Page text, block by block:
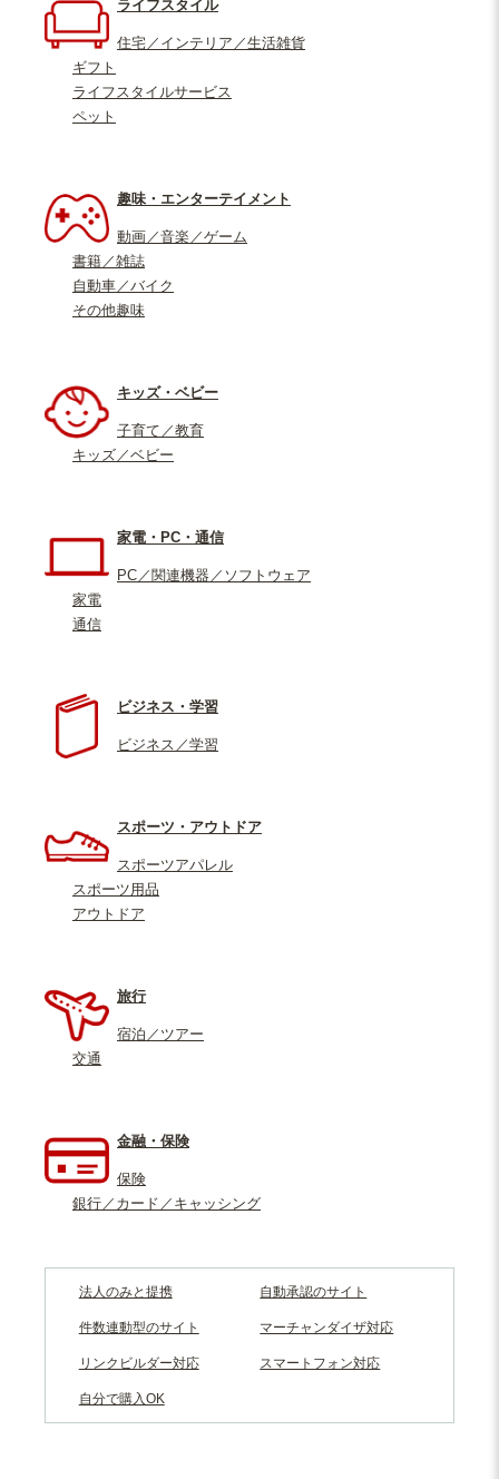
ライフスタイル
住宅／インテリア／生活雑貨
ギフト
ライフスタイルサービス
ペット
趣味・エンターテイメント
動画／音楽／ゲーム
書籍／雑誌
自動車／バイク
その他趣味
キッズ・ベビー
子育て／教育
キッズ／ベビー
家電・PC・通信
PC／関連機器／ソフトウェア
家電
通信
ビジネス・学習
ビジネス／学習
スポーツ・アウトドア
スポーツアパレル
スポーツ用品
アウトドア
旅行
宿泊／ツアー
交通
金融・保険
保険
銀行／カード／キャッシング
法人のみと提携 自動承認のサイト
件数連動型のサイト マーチャンダイザ対応
リンクビルダー対応 スマートフォン対応
自分で購入OK